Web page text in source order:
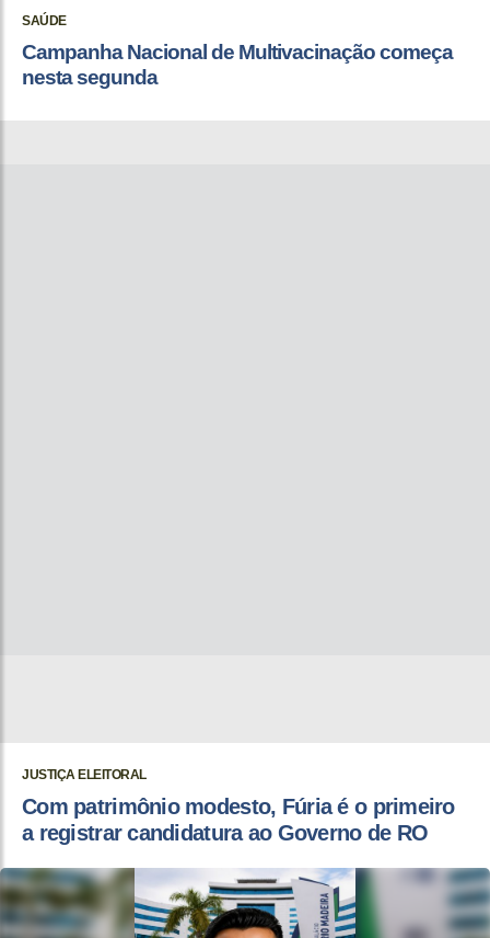
SAÚDE
Campanha Nacional de Multivacinação começa
nesta segunda
JUSTIÇA ELEITORAL
Com patrimônio modesto, Fúria é o primeiro
a registrar candidatura ao Governo de RO